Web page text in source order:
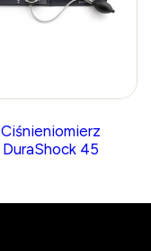
Ciśnieniomierz
DuraShock 45